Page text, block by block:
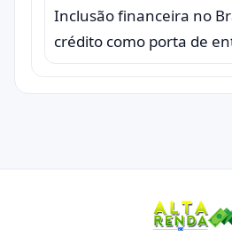
Inclusão financeira no
crédito como porta de